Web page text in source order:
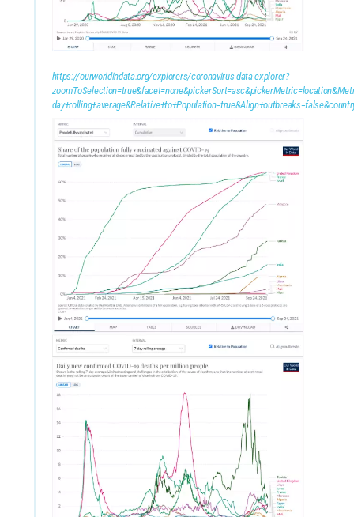
https://ourworldindata.org/explorers/coronavirus-data-explorer?